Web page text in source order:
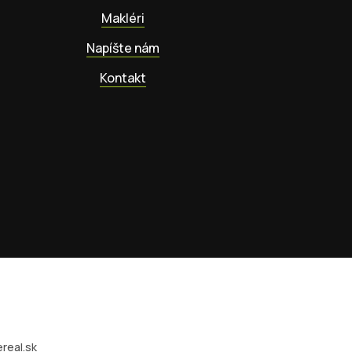
Makléri
Napíšte nám
Kontakt